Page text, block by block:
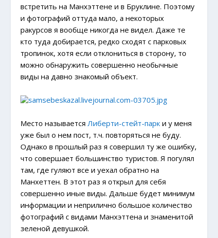
встретить на Манхэттене и в Бруклине. Поэтому
и фотографий оттуда мало, а некоторых
ракурсов я вообще никогда не видел. Даже те
кто туда добирается, редко сходят с парковых
тропинок, хотя если отклониться в сторону, то
можно обнаружить совершенно необычные
виды на давно знакомый объект.
Место называется Либерти-стейт-парк и у меня
уже был о нем пост, т.ч. повторяться не буду.
Однако в прошлый раз я совершил ту же ошибку,
что совершает большинство туристов. Я погулял
там, где гуляют все и уехал обратно на
Манхеттен. В этот раз я открыл для себя
совершенно иные виды. Дальше будет минимум
информации и неприлично большое количество
фотографий с видами Манхэттена и знаменитой
зеленой девушкой.